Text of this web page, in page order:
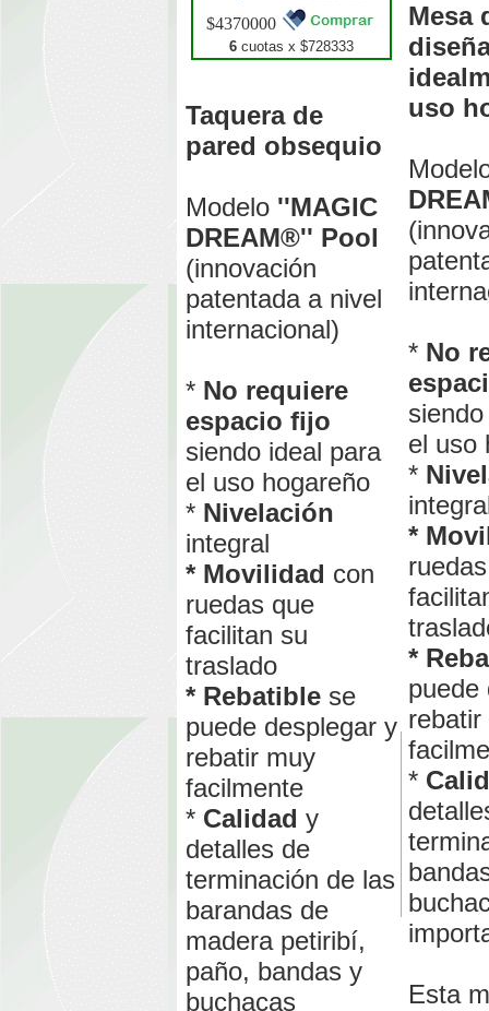
$4370000
6 cuotas x $728333
Taquera de
pared obsequio
Modelo ''MAGIC
DREAM®'' Pool
(innovación
patentada a nivel
internacional)
* No requiere
espacio fijo
siendo ideal para
el uso hogareño
* Nivelación
integral
* Movilidad con
ruedas que
facilitan su
traslado
* Rebatible se
puede desplegar y
rebatir muy
facilmente
* Calidad y
detalles de
terminación de las
barandas de
madera petiribí,
paño, bandas y
buchacas
Mesa
uso
* No
el uso
*
*
*
puede
rebatir
*
Esta